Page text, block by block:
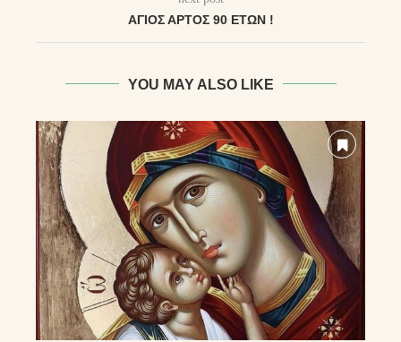
ΆΓΙΟΣ ΆΡΤΟΣ 90 ΈΤΩΝ !
YOU MAY ALSO LIKE